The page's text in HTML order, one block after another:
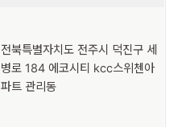
전북특별자치도 전주시 덕진구 세
병로 184 에코시티 kcc스위첸아
파트 관리동